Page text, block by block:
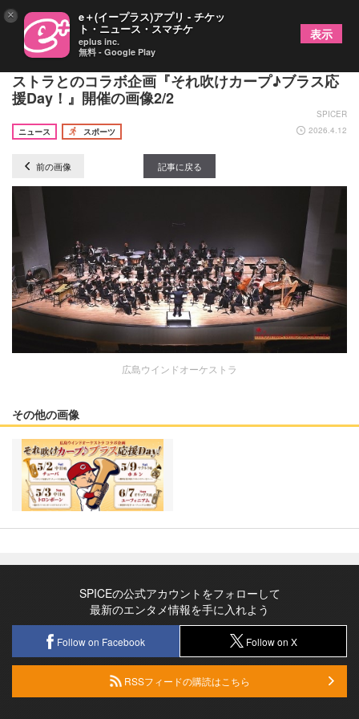
広島戦に重低音が響き渡る！ 広島ウインドオーケ
ストラとのコラボ企画『それ吹けカープ♪ブラス応
援Day！』開催の画像2/2
SPICER
ニュース
スポーツ 2026.4.12
前の画像 記事に戻る
広島ウインドオーケストラ
その他の画像
SPICEの公式アカウントをフォローして
最新のエンタメ情報を手に入れよう
Follow on Facebook Follow on X
RSSフィードの購読はこちら
× e＋(イープラス)アプリ - チケッ
ト・ニュース・スマチケ
eplus inc.
無料 - Google Play
表示